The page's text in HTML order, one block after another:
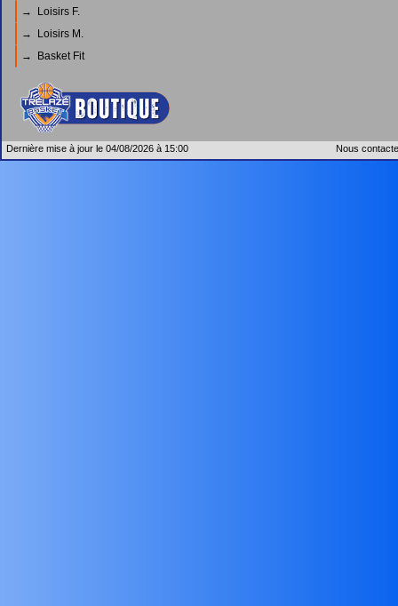
→ Loisirs F.
→ Loisirs M.
→ Basket Fit
Dernière mise à jour le 04/08/2026 à 15:00 Nous